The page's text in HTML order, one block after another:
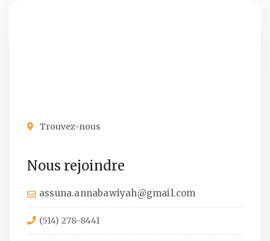
Trouvez-nous
Nous rejoindre
assuna.annabawiyah@gmail.com
(514) 278-8441